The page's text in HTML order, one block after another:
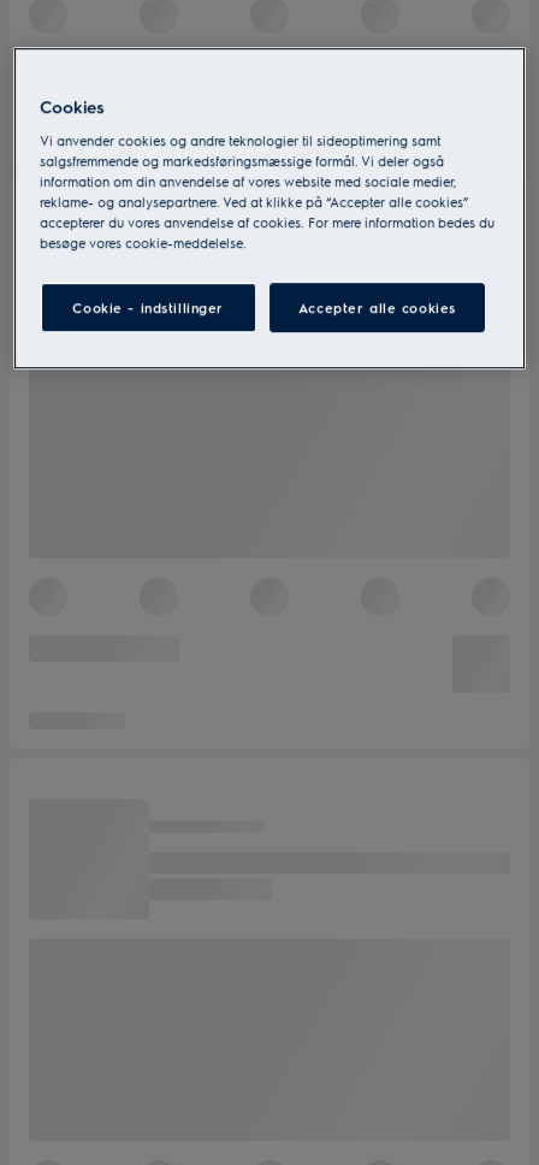
Cookies
Vi anvender cookies og andre teknologier til sideoptimering samt
salgsfremmende og markedsføringsmæssige formål. Vi deler også
information om din anvendelse af vores website med sociale medier,
reklame- og analysepartnere. Ved at klikke på “Accepter alle cookies”
accepterer du vores anvendelse af cookies. For mere information bedes du
besøge vores cookie-meddelelse.
Cookie - indstillinger Accepter alle cookies